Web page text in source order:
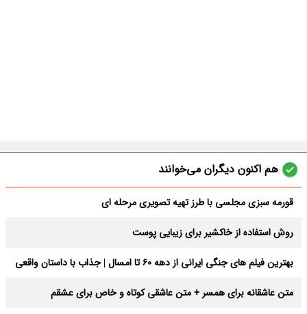
هم اکنون دیگران می‌خوانند
قورمه سبزی مجلسی با طرز تهیه تصویری مرحله ای
روش استفاده از خاکشیر برای زیبایی پوست
بهترین فیلم های جنگی ایرانی از دهه 60 تا امسال | جذاب با داستان واقعی
متن عاشقانه برای همسر + متن عاشقی کوتاه و خاص برای عشقم